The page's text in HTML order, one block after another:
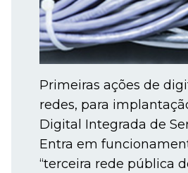
Primeiras ações de
redes, para
Digital Integrada de
Entra em
“terceira rede pública